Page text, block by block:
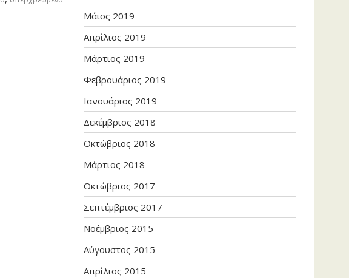
Μάιος 2019
Απρίλιος 2019
Μάρτιος 2019
Φεβρουάριος 2019
Ιανουάριος 2019
Δεκέμβριος 2018
Οκτώβριος 2018
Μάρτιος 2018
Οκτώβριος 2017
Σεπτέμβριος 2017
Νοέμβριος 2015
Αύγουστος 2015
Απρίλιος 2015